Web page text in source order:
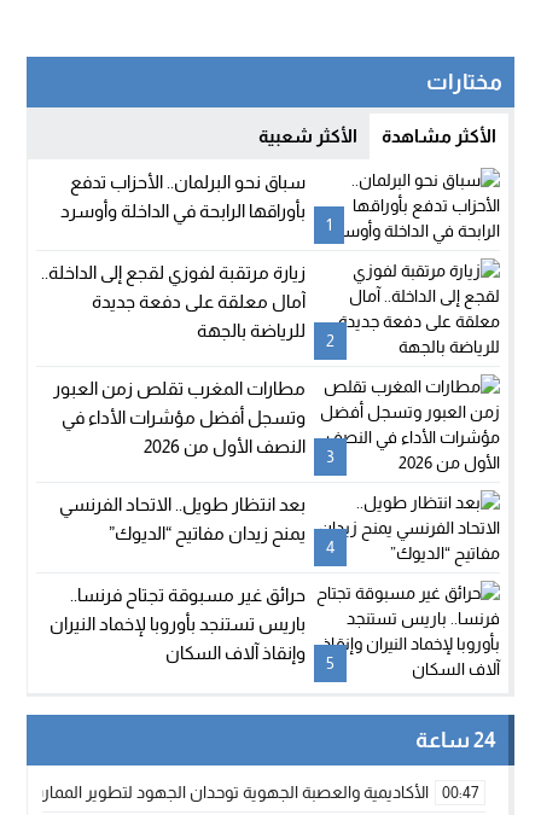
مختارات
الأكثر مشاهدة الأكثر شعبية
1
سباق نحو البرلمان.. الأحزاب تدفع
بأوراقها الرابحة في الداخلة وأوسرد
2
زيارة مرتقبة لفوزي لقجع إلى الداخلة..
آمال معلقة على دفعة جديدة
للرياضة بالجهة
3
مطارات المغرب تقلص زمن العبور
وتسجل أفضل مؤشرات الأداء في
النصف الأول من 2026
4
بعد انتظار طويل.. الاتحاد الفرنسي
يمنح زيدان مفاتيح “الديوك”
5
حرائق غير مسبوقة تجتاح فرنسا..
باريس تستنجد بأوروبا لإخماد النيران
وإنقاذ آلاف السكان
24 ساعة
00:47 الأكاديمية والعصبة الجهوية توحدان الجهود لتطوير الممارسة